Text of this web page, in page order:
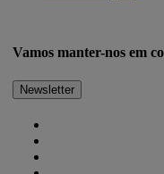
Vamos manter-nos em
Newsletter